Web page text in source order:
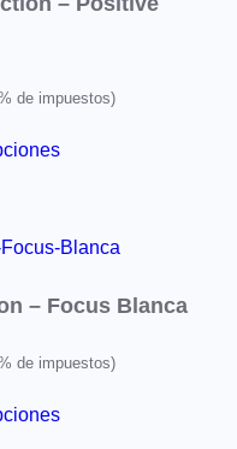
de impuestos)
– Focus Blanca
de impuestos)